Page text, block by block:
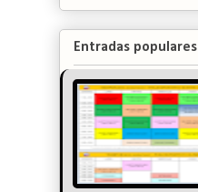
Entradas populares